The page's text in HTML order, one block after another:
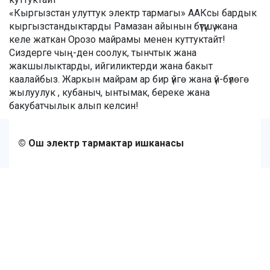
«Кыргызстан улуттук электр тармагы» ААКсы бардык
кыргызстандыктарды Рамазан айынын бүтүшү жана
келе жаткан Орозо майрамы менен куттуктайт!
Сиздерге чың-ден соолук, тынчтык жана
жакшылыктарды, ийгиликтерди жана бакыт
каалайбыз. Жаркын майрам ар бир үйгө жана үй-бүлөгө
жылуулук , кубаныч, ынтымак, береке жана
бакубатчылык алып келсин!
© Ош электр тармактар ишканасы